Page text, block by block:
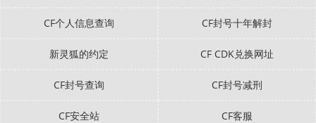
CF个人信息查询 CF封号十年解封
新灵狐的约定 CF CDK兑换网址
CF封号查询 CF封号减刑
CF安全站 CF客服